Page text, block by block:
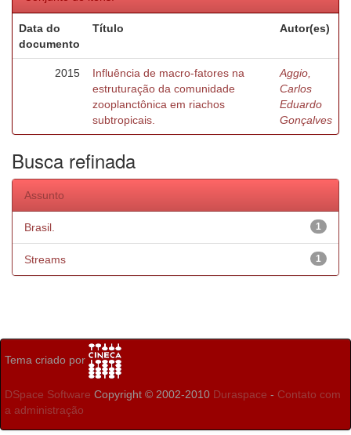
Data do
documento
Título Autor(es)
2015
Influência de macro-fatores na
estruturação da comunidade
zooplanctônica em riachos
subtropicais.
Aggio,
Carlos
Eduardo
Gonçalves
Busca refinada
Assunto
1
Brasil.
1
Streams
Tema criado por
DSpace Software Copyright © 2002-2010 Duraspace - Contato com
a administração